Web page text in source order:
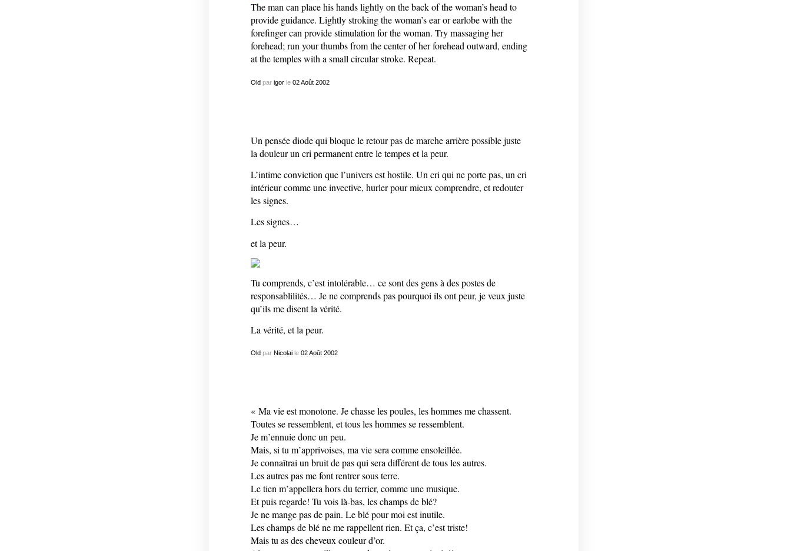
The man can place his hands lightly on the back of the woman’s head to
provide guidance. Lightly stroking the woman’s ear or earlobe with the
forefinger can provide stimulation for the woman. Try massaging her
forehead; run your thumbs from the center of her forehead outward, ending
at the temples with a small circular stroke. Repeat.
Oldpar igorle 02 Août 2002
Un pensée diode qui bloque le retour pas de marche arrière possible juste
la douleur un cri permanent entre le tempes et la peur.
L’intime conviction que l’univers est hostile. Un cri qui ne porte pas, un cri
intérieur comme une invective, hurler pour mieux comprendre, et redouter
les signes.
Les signes…
et la peur.
Tu comprends, c’est intolérable… ce sont des gens à des postes de
responsablilités… Je ne comprends pas pourquoi ils ont peur, je veux juste
qu’ils me disent la vérité.
La vérité, et la peur.
Old par Nicolaile 02 Août 2002
« Ma vie est monotone. Je chasse les poules, les hommes me chassent.
Toutes se ressemblent, et tous les hommes se ressemblent.
Je m’ennuie donc un peu.
Mais, si tu m’apprivoises, ma vie sera commeensoleillée.
Je connaîtrai un bruit de pas qui sera différent de tous les autres.
Les autres pas me font rentrer sous terre.
Le tien m’appellera hors du terrier, comme une musique.
Et puis regarde! Tu vois là-bas, les champs de blé?
Je ne mange pas de pain. Le blé pour moi est inutile.
Les champs de blé ne me rappellent rien. Et ça, c’est triste!
Mais tu as des cheveux couleur d’or.